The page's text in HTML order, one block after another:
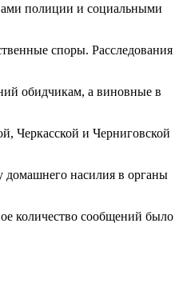
полиции и социальными
споры. Расследования
обидчикам, а виновные в
Черкасской и Черниговской
домашнего насилия в органы
количество сообщений было